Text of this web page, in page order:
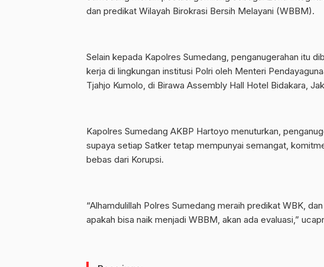
dan predikat Wilayah Birokrasi Bersih Melayani (WBBM).
Selain kepada Kapolres Sumedang, penganugerahan itu
kerja di lingkungan institusi Polri oleh Menteri
Tjahjo Kumolo, di Birawa Assembly Hall Hotel Bidakara,
Kapolres Sumedang AKBP Hartoyo menuturkan,
supaya setiap Satker tetap mempunyai semangat,
bebas dari Korupsi.
“Alhamdulillah Polres Sumedang meraih predikat WBK,
apakah bisa naik menjadi WBBM, akan ada evaluasi,”